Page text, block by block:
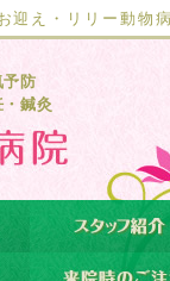
迎え・リリー動物
防
鍼灸